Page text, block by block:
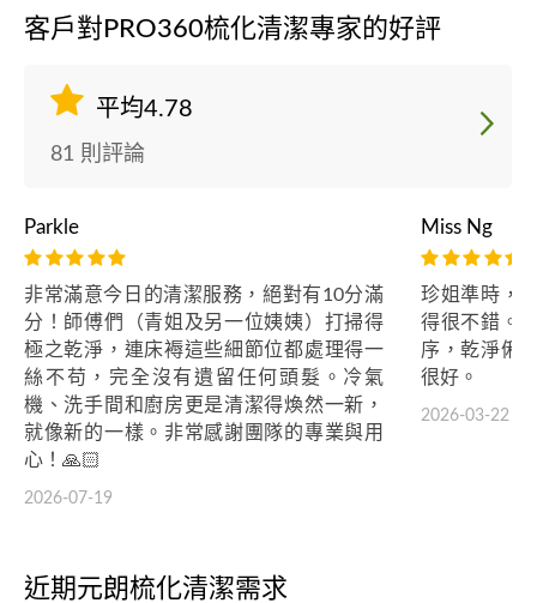
客戶對PRO360梳化清潔專家的好評
平均4.78
81 則評論
Parkle
非常滿意今日的清潔服務，絕對有10分滿
分！師傅們（青姐及另一位姨姨）打掃得
極之乾淨，連床褥這些細節位都處理得一
絲不苟，完全沒有遺留任何頭髮。冷氣
機、洗手間和廚房更是清潔得煥然一新，
就像新的一樣。非常感謝團隊的專業與用
心！🙏🏻
2026-07-19
Miss Ng
珍姐準時，
得很不錯。
序，乾淨俐
很好。
2026-03-22
近期元朗梳化清潔需求